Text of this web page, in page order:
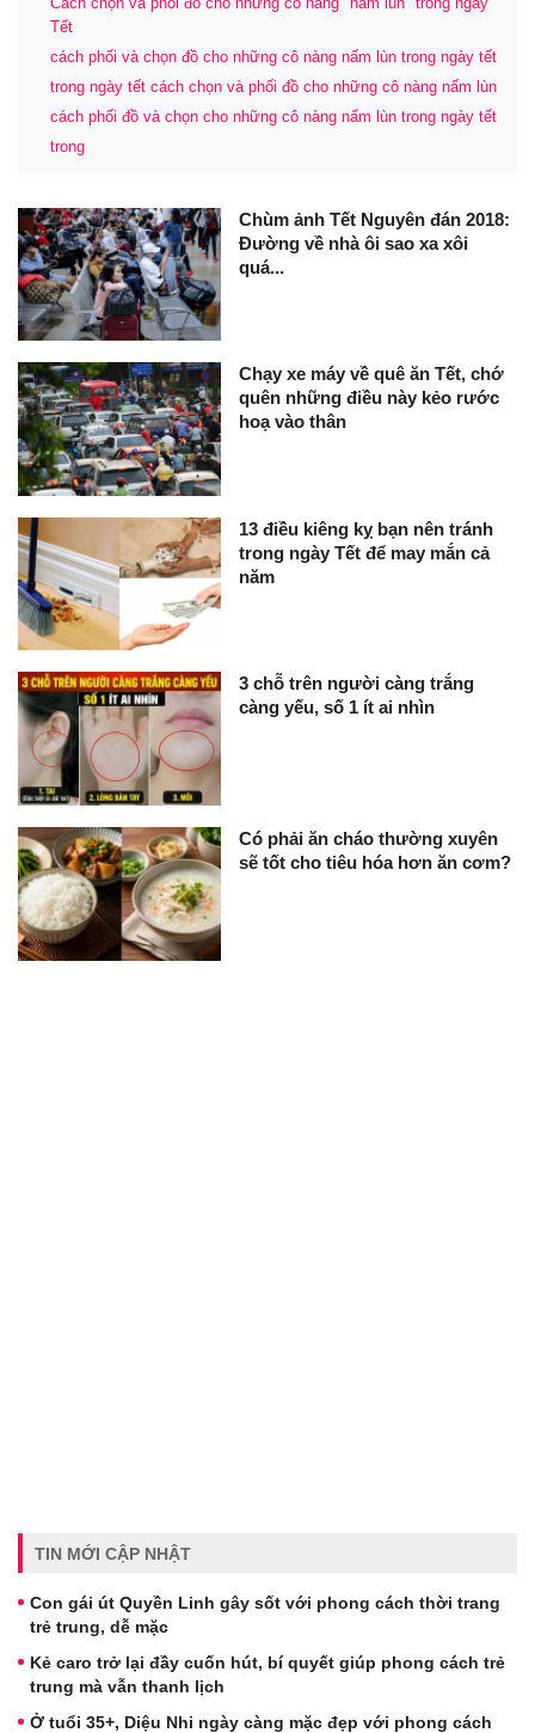
Tết
cách phối và chọn đồ cho những cô nàng nấm lùn trong ngày tết
trong ngày tết cách chọn và phối đồ cho những cô nàng nấm lùn
cách phối đồ và chọn cho những cô nàng nấm lùn trong ngày tết
trong
Chùm ảnh Tết Nguyên đán 2018:
Đường về nhà ôi sao xa xôi
quá...
Chạy xe máy về quê ăn Tết, chớ
quên những điều này kẻo rước
hoạ vào thân
13 điều kiêng kỵ bạn nên tránh
trong ngày Tết để may mắn cả
năm
3 chỗ trên người càng trắng
càng yếu, số 1 ít ai nhìn
Có phải ăn cháo thường xuyên
sẽ tốt cho tiêu hóa hơn ăn cơm?
TIN MỚI CẬP NHẬT
Con gái út Quyền Linh gây sốt với phong cách thời trang
trẻ trung, dễ mặc
Kẻ caro trở lại đầy cuốn hút, bí quyết giúp phong cách trẻ
trung mà vẫn thanh lịch
Ở tuổi 35+, Diệu Nhi ngày càng mặc đẹp với phong cách